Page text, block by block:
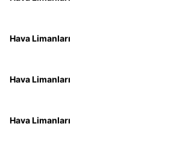
Hava Limanları
Hava Limanları
Hava Limanları